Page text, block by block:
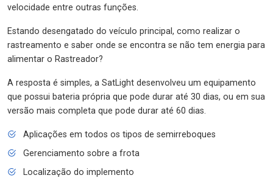
velocidade entre outras funções.
Estando desengatado do veículo principal, como realizar o
rastreamento e saber onde se encontra se não tem energia para
alimentar o Rastreador?
A resposta é simples, a SatLight desenvolveu um equipamento
que possui bateria própria que pode durar até 30 dias, ou em sua
versão mais completa que pode durar até 60 dias.
Aplicações em todos os tipos de semirreboques
Gerenciamento sobre a frota
Localização do implemento